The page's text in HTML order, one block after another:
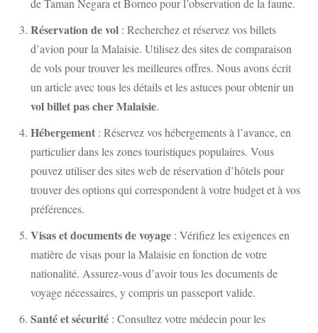
deTaman Negara etBorneopour l’observation de la faune.
Réservation de vol : Recherchez et réservez vos billets
d’avion pour la Malaisie. Utilisez des sites de comparaison
de vols pour trouver les meilleures offres. Nous avons écrit
un article avec tous les détails et les astuces pour obtenir un
vol billet pas cher Malaisie.
Hébergement : Réservez vos hébergements à l’avance, en
particulier dans les zones touristiques populaires. Vous
pouvez utiliser des sites web de réservation d’hôtels pour
trouver des options qui correspondent à votre budget et à vos
préférences.
Visas et documents de voyage : Vérifiez les exigences en
matière de visas pour la Malaisie en fonction de votre
nationalité. Assurez-vous d’avoir tous les documents de
voyage nécessaires, y compris un passeport valide.
Santé et sécurité : Consultez votre médecin pour les